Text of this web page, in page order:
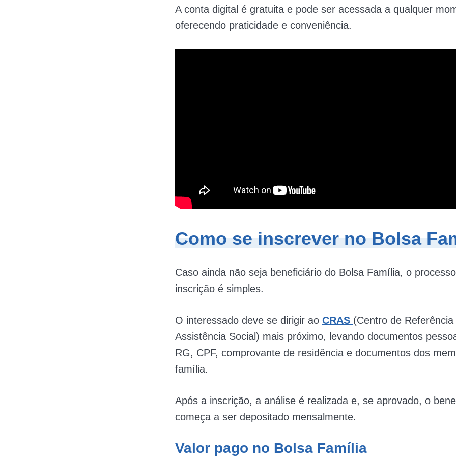
A conta digital é gratuita e pode ser acessada a qualquer
oferecendo praticidade e conveniência.
Como se inscrever no Bolsa
Caso ainda não seja beneficiário do Bolsa Família, o
inscrição é simples.
O interessado deve se dirigir ao CRAS (Centro de Referência
Assistência Social) mais próximo, levando documentos
RG, CPF, comprovante de residência e documentos dos
família.
Após a inscrição, a análise é realizada e, se aprovado, o
começa a ser depositado mensalmente.
Valor pago no Bolsa Família